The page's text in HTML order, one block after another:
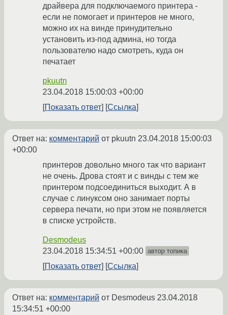
драйвера для подключаемого принтера -
если не помогает и принтеров не много,
можно их на винде принудительно
установить из-под админа, но тогда
пользователю надо смотреть, куда он
печатает
pkuutn
23.04.2018 15:00:03 +00:00
Показать ответ
Ссылка
Ответ на: комментарий от pkuutn 23.04.2018 15:00:03
+00:00
принтеров довольно много так что вариант
не очень. Дрова стоят и с винды с тем же
принтером подсоединиться выходит. А в
случае с линуксом оно занимает порты
сервера печати, но при этом не появляется
в списке устройств.
Desmodeus
23.04.2018 15:34:51 +00:00 автор топика
Показать ответ Ссылка
Ответ на: комментарий от Desmodeus 23.04.2018
15:34:51 +00:00